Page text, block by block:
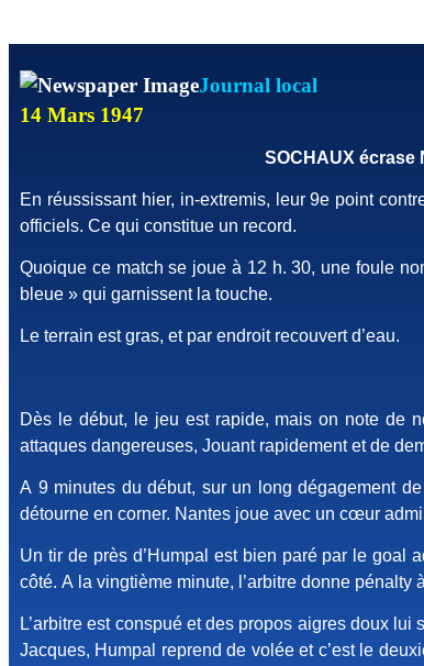
Journal local
14 Mars 1947
SOCHAUX écrase
En réussissant hier, in-extremis, leur 9e point
officiels. Ce qui constitue un record.
Quoique ce match se joue à 12 h. 30, une foule
bleue » qui garnissent la touche.
Le terrain est gras, et par endroit recouvert d’eau.
Dès le début, le jeu est rapide, mais on note de
attaques dangereuses, Jouant rapidement et de
A 9 minutes du début, sur un long dégagement
détourne en corner. Nantes joue avec un cœur
Un tir de près d’Humpal est bien paré par le goal
côté. A la vingtième minute, l’arbitre donne pénalty
L’arbitre est conspué et des propos aigres doux
Jacques, Humpal reprend de volée et c’est le